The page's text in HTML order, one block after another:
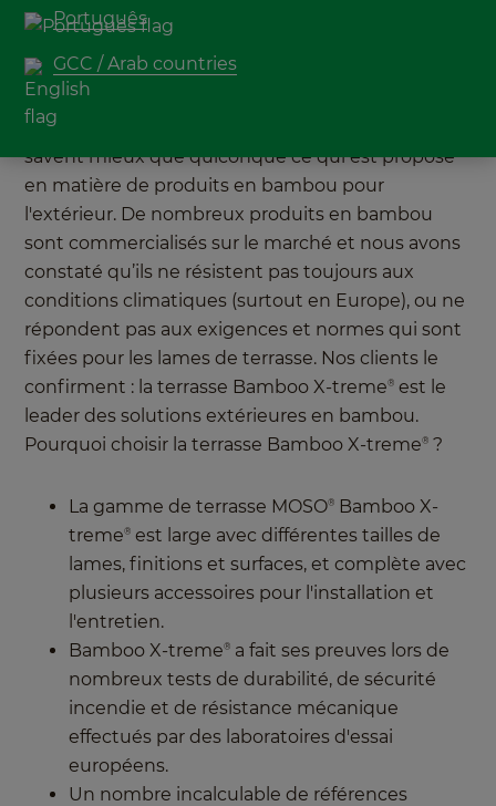
Português
GCC / Arab countries
est reconnue par de nombreux distributeurs,
installateurs et consommateurs. Pourquoi MOSO
est-il leader dans le domaine des terrasses en
bambou, quelle est la différence avec les autres
fabricants ? Les experts en bambou MOSO
savent mieux que quiconque ce qui est proposé
en matière de produits en bambou pour
l'extérieur. De nombreux produits en bambou
sont commercialisés sur le marché et nous avons
constaté qu’ils ne résistent pas toujours aux
conditions climatiques (surtout en Europe), ou ne
répondent pas aux exigences et normes qui sont
fixées pour les lames de terrasse. Nos clients le
confirment : la terrasse Bamboo X-treme® est le
leader des solutions extérieures en bambou.
Pourquoi choisir la terrasse Bamboo X-treme® ?
La gamme de terrasse MOSO® Bamboo X-
treme® est large avec différentes tailles de
lames, finitions et surfaces, et complète avec
plusieurs accessoires pour l'installation et
l'entretien.
Bamboo X-treme® a fait ses preuves lors de
nombreux tests de durabilité, de sécurité
incendie et de résistance mécanique
effectués par des laboratoires d'essai
européens.
Un nombre incalculable de références